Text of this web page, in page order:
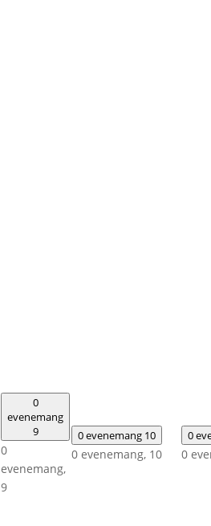
0
evenemang
9
0
evenemang,
9
0 evenemang 10
0 evenemang, 10
0
0